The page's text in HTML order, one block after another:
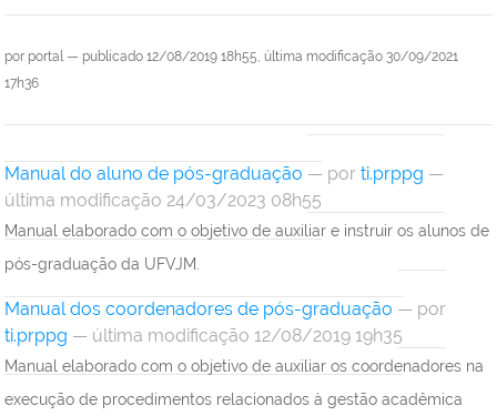
por portal— publicado 12/08/2019 18h55, última modificação 30/09/2021
17h36
Manual do aluno de pós-graduação — por ti.prppg —
última modificação 24/03/2023 08h55
Manual elaborado com o objetivo de auxiliar e instruir os alunos de
pós-graduação da UFVJM.
Manual dos coordenadores de pós-graduação — por
ti.prppg — última modificação 12/08/2019 19h35
Manual elaborado com o objetivo de auxiliar os coordenadores na
execução de procedimentos relacionados à gestão acadêmica